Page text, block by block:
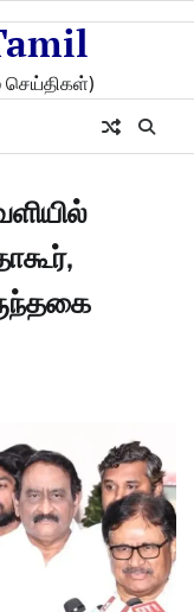
செய்திகள்)